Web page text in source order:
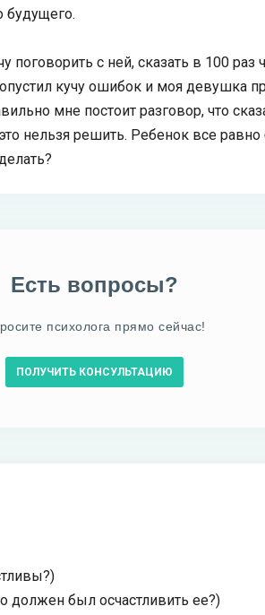
будущего.
поговорить с ней, сказать в 100 раз
кучу ошибок и моя девушка
мне постоит разговор, что
нельзя решить. Ребенок все равно
Есть вопросы?
психолога прямо сейчас!
ПОЛУЧИТЬ КОНСУЛЬТАЦИЮ
должен был осчастливить ее?)